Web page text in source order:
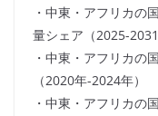
・中東・アフリカの
量シェア（2025-2031
・中東・アフリカの
（2020年-2024年）
・中東・アフリカの